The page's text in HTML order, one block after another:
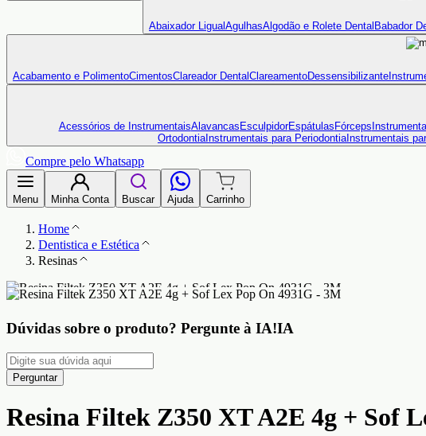
Abaixador LigualAgulhasAlgodão e Rolete Dental Babador
Acabamento e PolimentoCimentosClareador DentalClareamentoDessensibilizante
Acessórios de InstrumentaisAlavancas EsculpidorEspátulas Fórceps
OrtodontiaInstrumentais para PeriodontiaInstrumentais
Compre pelo Whatsapp
Menu Minha Conta Buscar Ajuda Carrinho
Home
Dentistica e Estética
Resinas
Dúvidas sobre o produto? Pergunte à IA!IA
Perguntar
Resina Filtek Z350 XT A2E 4g + Sof